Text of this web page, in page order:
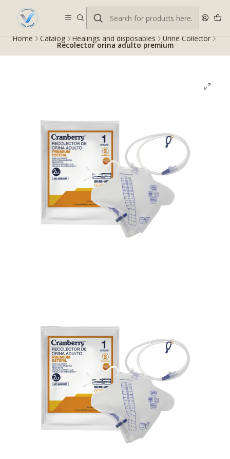
Despacho gratis en RM desde $100.000. Revisa las condiciones.
Home Catalog Healings and disposables Urine Collector
Recolector orina adulto premium